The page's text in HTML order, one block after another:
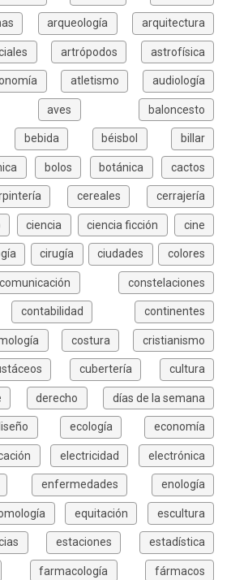
arqueología arquitectura
artrópodos astrofísica
atletismo audiología
aves baloncesto
bebida béisbol billar
bolos botánica cactos
cereales cerrajería
ciencia ciencia ficción cine
cirugía ciudades colores
comunicación constelaciones
contabilidad continentes
costura cristianismo
cubertería cultura
derecho días de la semana
ecología economía
electricidad electrónica
enfermedades enología
equitación escultura
estaciones estadística
farmacología fármacos